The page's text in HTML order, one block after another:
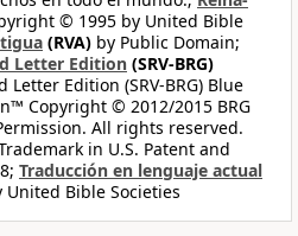
© 1995 by United Bible
(RVA) by Public Domain;
Letter Edition (SRV-BRG)
Edition (SRV-BRG) Blue
Copyright © 2012/2015 BRG
All rights reserved.
in U.S. Patent and
Traducción en lenguaje actual
Bible Societies